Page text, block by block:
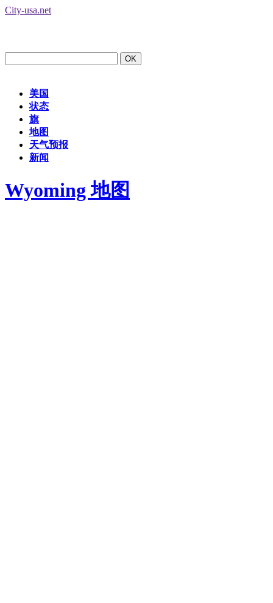
City-usa.net
美国
状态
旗
地图
天气预报
新闻
Wyoming 地图